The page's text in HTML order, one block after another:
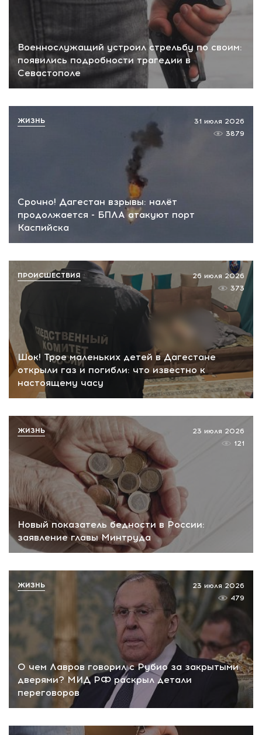
Военнослужащий устроил стрельбу по своим:
появились подробности трагедии в
Севастополе
Срочно! Дагестан взрывы: налёт
продолжается - БПЛА атакуют порт
Каспийска
31 июля 2026
3879
ЖИЗНЬ
Шок! Трое маленьких детей в Дагестане
открыли газ и погибли: что известно к
настоящему часу
26 июля 2026
373
ПРОИСШЕСТВИЯ
Новый показатель бедности в России:
заявление главы Минтруда
23 июля 2026
121
ЖИЗНЬ
О чем Лавров говорил с Рубио за закрытыми
дверями? МИД РФ раскрыл детали
переговоров
23 июля 2026
479
ЖИЗНЬ